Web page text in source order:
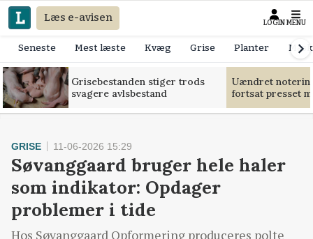
Læs e-avisen LOGIN MENU
Seneste Mest læste Kvæg Grise Planter
Grisebestanden stiger trods
svagere avlsbestand
Uændret
fortsat presset
GRISE 11-06-2026 15:29
Søvanggaard bruger hele haler
som indikator: Opdager
problemer i tide
Hos Søvanggaard Opformering produceres polte